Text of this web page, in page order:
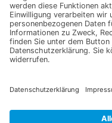
Du musstangemeldet
abzugeben.